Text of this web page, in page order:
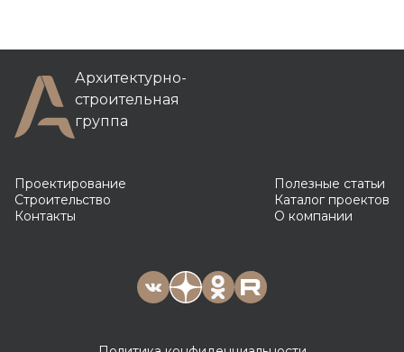
Архитектурно-
строительная
группа
Проектирование
Строительство
Контакты
Полезные статьи
Каталог проектов
О компании